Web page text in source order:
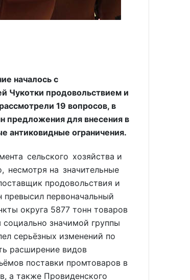
началось с
Чукотки продовольствием и
19 вопросов, в
предложения для внесения в
антиковидные ограничения.
сельского хозяйства и
несмотря на значительные
продовольствия и
превысил первоначальный
округа 5877 тонн товаров
значимой группы
серьёзных изменений по
расширение видов
поставки промтоваров в
а также Провиденского